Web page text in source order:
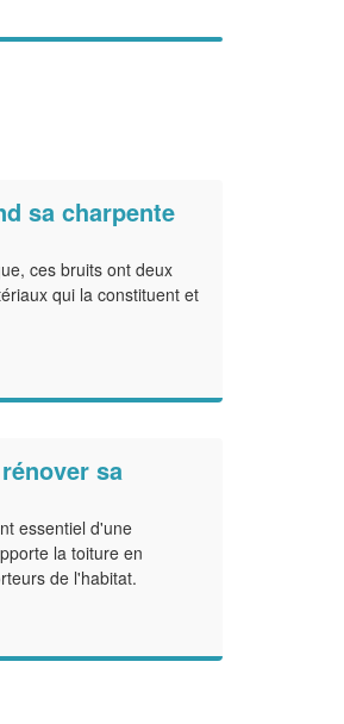
sa charpente
ces bruits ont deux
qui la constituent et
sa
essentiel d'une
la toiture en
de l'habitat.